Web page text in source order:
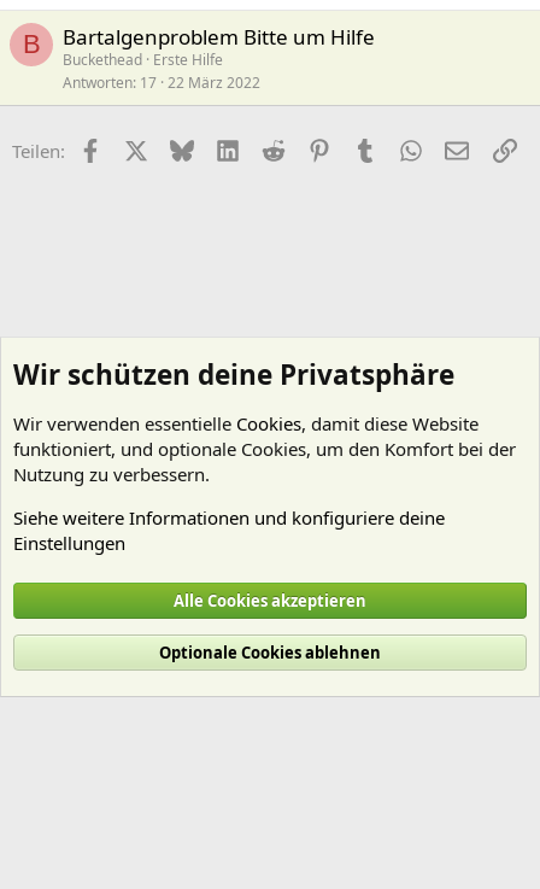
B Bartalgenproblem Bitte um Hilfe
Buckethead Erste Hilfe
Antworten 17 22 März 2022
Teilen: FacebookX (Twitter)
BlueskyLinkedIn
Reddit PinterestTumblr WhatsApp
E-Mail
Cookies
Deutsch (Du)
Nutzungsbedingungen
Datenschutz Hilfe und Impressum
R
Wir schützen deine Privatsphäre
Wir verwenden essentielle Cookies, damit diese Website
funktioniert, und optionale Cookies, um den Komfort bei der
Nutzung zu verbessern.
Siehe weitere Informationen und konfiguriere deine
Einstellungen
Alle Cookies akzeptieren
Optionale Cookies ablehnen